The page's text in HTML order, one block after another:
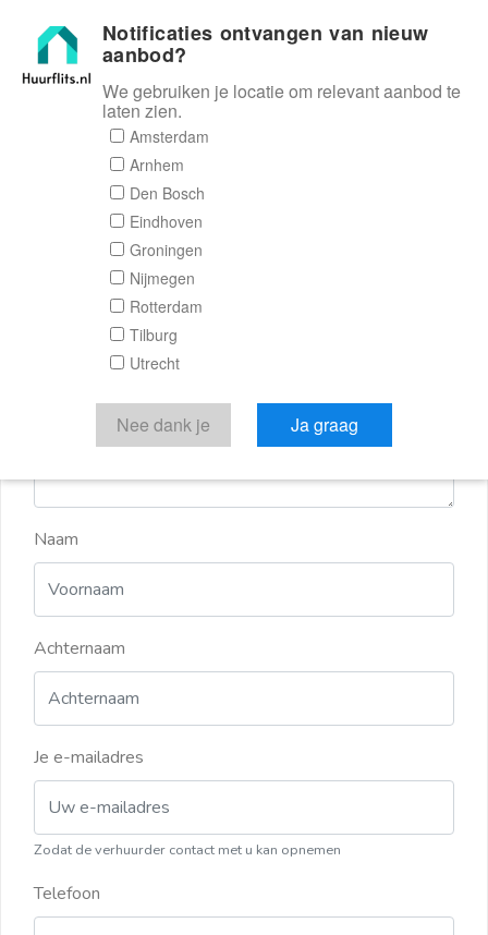
Huurflits
Reactieformulier
Huurflits
Verstuur je bericht
Door een bericht te sturen kom je in contact met de
aanbieder of makelaar van de woning.
Naam
Achternaam
Je e-mailadres
Zodat de verhuurder contact met u kan opnemen
Telefoon
Notificaties ontvangen van nieuw
aanbod?
We gebruiken je locatie om relevant aanbod te
laten zien.
Amsterdam
Arnhem
Den Bosch
Eindhoven
Groningen
Nijmegen
Rotterdam
Tilburg
Utrecht
Nee dank je Ja graag